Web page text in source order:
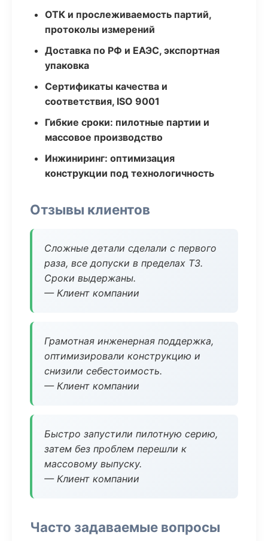
ОТК и прослеживаемость партий,
протоколы измерений
Доставка по РФ и ЕАЭС, экспортная
упаковка
Сертификаты качества и
соответствия, ISO 9001
Гибкие сроки: пилотные партии и
массовое производство
Инжиниринг: оптимизация
конструкции под технологичность
Отзывы клиентов
Сложные детали сделали с первого
раза, все допуски в пределах ТЗ.
Сроки выдержаны.
— Клиент компании
Грамотная инженерная поддержка,
оптимизировали конструкцию и
снизили себестоимость.
— Клиент компании
Быстро запустили пилотную серию,
затем без проблем перешли к
массовому выпуску.
— Клиент компании
Часто задаваемые вопросы